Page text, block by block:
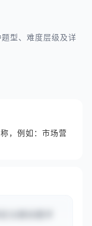
型、难度层级及详
，例如：市场营